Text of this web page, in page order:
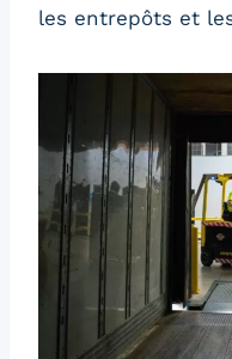
les entrepôts et